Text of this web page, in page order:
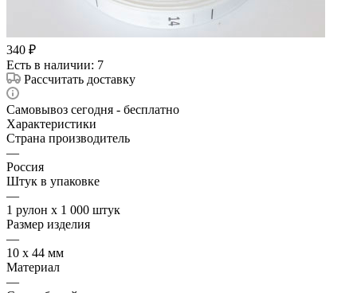
340 ₽
Есть в наличии: 7
Рассчитать доставку
Самовывоз сегодня - бесплатно
Характеристики
Страна производитель
—
Россия
Штук в упаковке
—
1 рулон х 1 000 штук
Размер изделия
—
10 х 44 мм
Материал
—